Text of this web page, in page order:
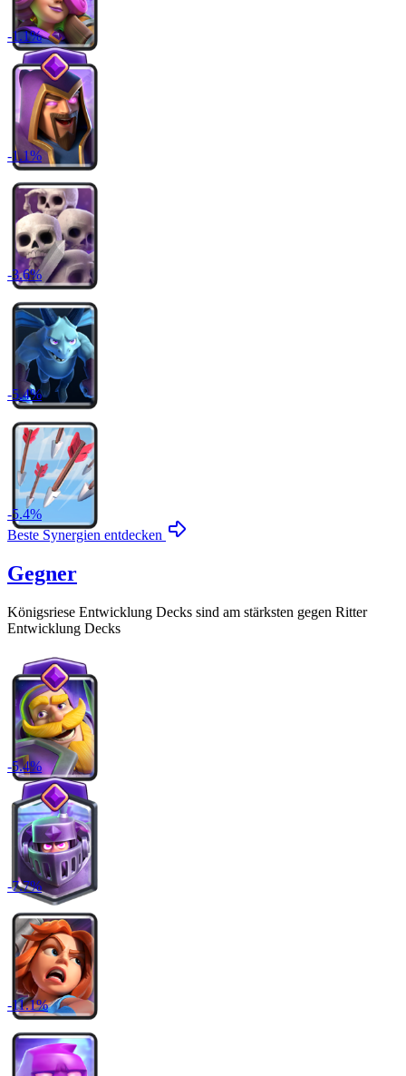
-1.1%
-1.1%
-3.6%
-5.4%
-5.4%
Beste Synergien entdecken
Gegner
Königsriese Entwicklung Decks sind am stärksten gegen Ritter
Entwicklung Decks
-5.4%
-7.7%
-11.1%